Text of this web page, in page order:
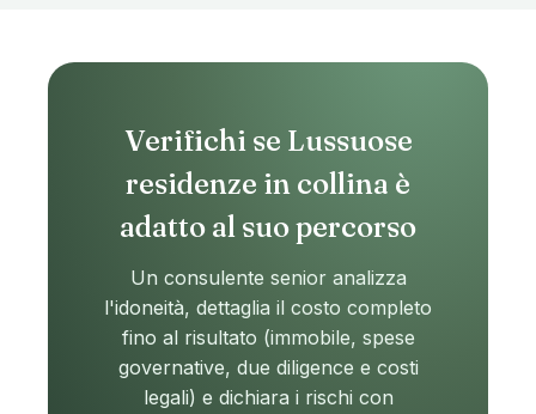
Verifichi se Lussuose
residenze in collina è
adatto al suo percorso
Un consulente senior analizza
l'idoneità, dettaglia il costo completo
fino al risultato (immobile, spese
governative, due diligence e costi
legali) e dichiara i rischi con